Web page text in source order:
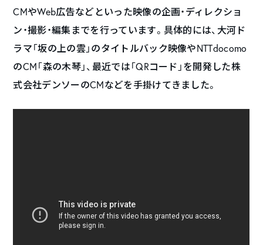
CMやWeb広告などといった映像の企画・ディレクショ
ン・撮影・編集までを行っています。具体的には、大河ド
ラマ「坂の上の雲」のタイトルバック映像やNTTdocomo
のCM「森の木琴」、最近では「QRコード」を開発した株
式会社デンソーのCMなどを手掛けてきました。